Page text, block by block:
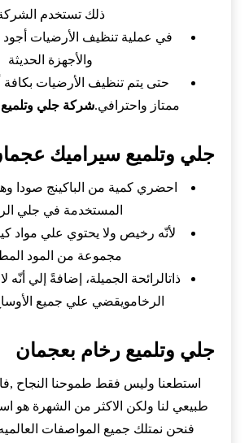
ذلك تستخدم
في عملية تنظيف الأرضيات أجود
والأجهزة الحديثة
حتى يتم تنظيف الأرضيات بكافة
ممتاز واحترافي.شركة جلي وتلميع
جلي وتلميع سيراميك
احضري كمية من الباكينج صودا
المستخدمة في جلي
لأنّه رخيص ولا يحتوي علي مواد
مجموعة من المود
ذاتالرائحة الجميلة، إضافةً إلي
الرخامويقضي علي جميع
جلي وتلميع رخام بعجمان
استطعنا وليس فقط طموحنا النجاح
طبيعي لنا ولكن الاكثر من الشهرة هو
فنحن نمتلك جميع المواصفات العالميه